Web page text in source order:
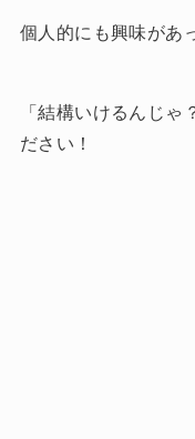
個人的にも興味があ
「結構いけるんじゃ
ださい！